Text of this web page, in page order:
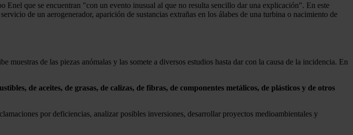
que se encuentran "con un evento inusual al que no resulta sencillo dar una explicación". En este
de un aerogenerador, aparición de sustancias extrañas en los álabes de una turbina o nacimiento de
de las piezas anómalas y las somete a diversos estudios hasta dar con la causa de la incidencia. En
de aceites, de grasas, de calizas, de fibras, de componentes metálicos, de plásticos y de otros
por deficiencias, analizar posibles inversiones, desarrollar proyectos medioambientales y